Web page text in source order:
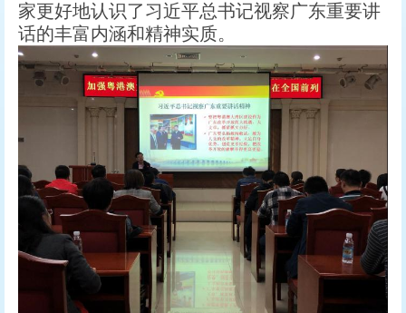
家更好地认识了习近平总书记视察广东重要讲
话的丰富内涵和精神实质。